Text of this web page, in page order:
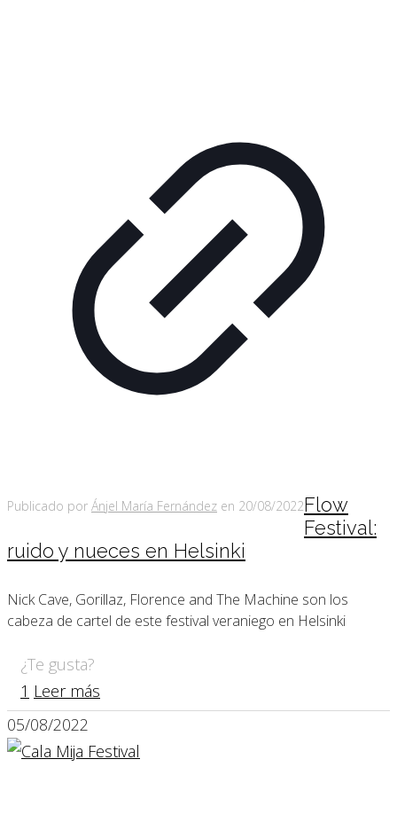
Publicado por Ánjel María Fernández en 20/08/2022Flow
Festival:
ruido y nueces en Helsinki
Nick Cave, Gorillaz, Florence and The Machine son los
cabeza de cartel de este festival veraniego en Helsinki
¿Te gusta?
1 Leer más
05/08/2022